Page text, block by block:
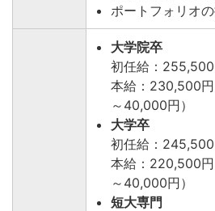
ポートフォリオ
大学院卒
初任給：
本給：230,500
～40,000円）
大学卒
初任給：
本給：220,500
～40,000円）
短大専門